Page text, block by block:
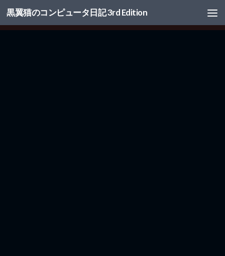
コンテンツへスキップ
黒翼猫のコンピュータ日記 3rd Edition